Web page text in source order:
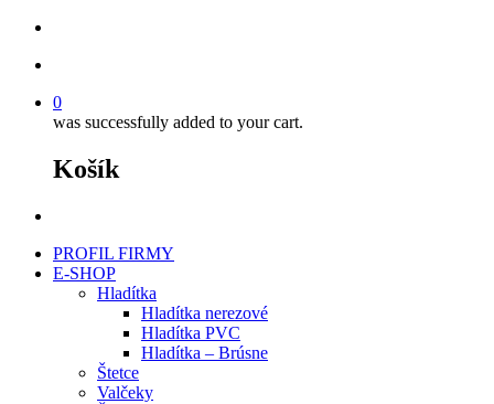
0
was successfully added to your cart.
Košík
PROFIL FIRMY
E-SHOP
Hladítka
Hladítka nerezové
Hladítka PVC
Hladítka – Brúsne
Štetce
Valčeky